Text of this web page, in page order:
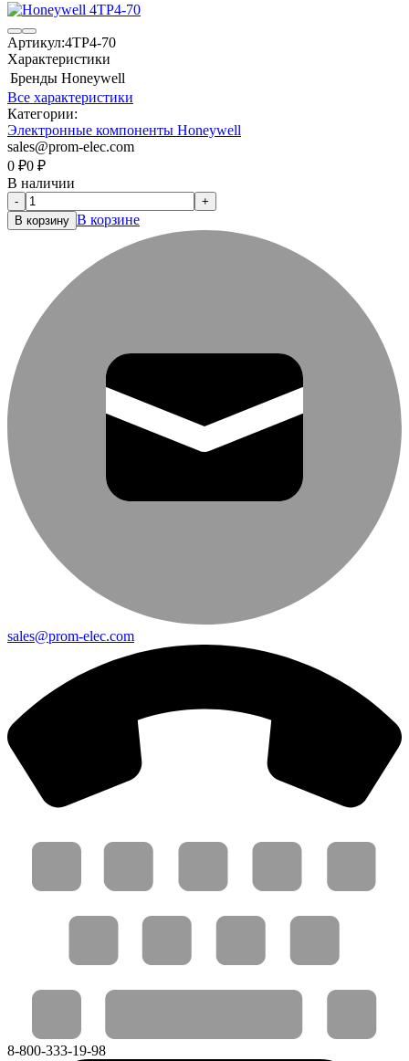
Артикул:4TP4-70
Характеристики
Бренды Honeywell
Все характеристики
Категории:
Электронные компоненты Honeywell
sales@prom-elec.com
0 ₽0 ₽
В наличии
-
+
В корзину В корзине
sales@prom-elec.com
8-800-333-19-98